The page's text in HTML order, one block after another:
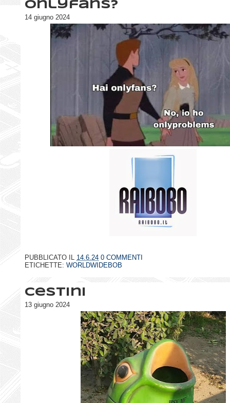
Onlyfans?
14 giugno 2024
PUBBLICATO IL 14.6.24 0 COMMENTI
ETICHETTE: WORLDWIDEBOB
Cestini
13 giugno 2024